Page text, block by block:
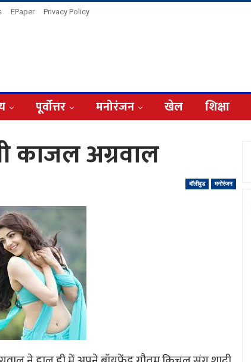
EPaper Privacy Policy
पूर्वोत्तर मनोरंजन खेल शिक्षा
काजल अग्रवाल
बॉलीवुड मनोरंजन